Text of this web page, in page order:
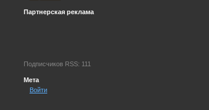
Партнерская реклама
Подписчиков RSS: 111
Мета
Войти